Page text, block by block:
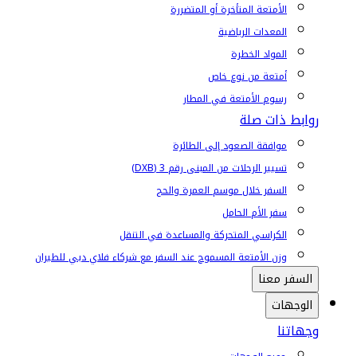
الأمتعة المتأخرة أو المتضررة
المعدات الرياضية
المواد الخطرة
أمتعة من نوع خاص
رسوم الأمتعة في المطار
روابط ذات صلة
موافقة الصعود إلى الطائرة
تسيير الرحلات من المبنى رقم 3 (DXB)
السفر خلال موسم العمرة والحج
سفر الأم الحامل
الكراسي المتحركة والمساعدة في التنقل
وزن الأمتعة المسموح عند السفر مع شركاء فلاي دبي للطيران
السفر معنا
الوجهات
وجهاتنا